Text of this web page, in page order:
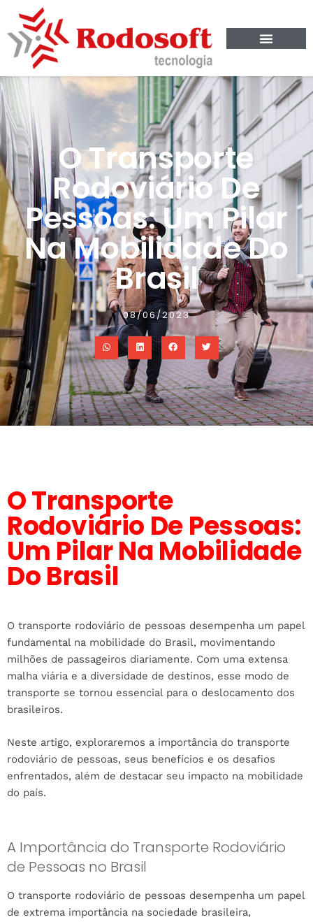
O Transporte
Rodoviário De
Pessoas: Um Pilar
Na Mobilidade Do
Brasil
08/06/2023
O Transporte
Rodoviário De Pessoas:
Um Pilar Na Mobilidade
Do Brasil
O transporte rodoviário de pessoas desempenha um papel
fundamental na mobilidade do Brasil, movimentando
milhões de passageiros diariamente. Com uma extensa
malha viária e a diversidade de destinos, esse modo de
transporte se tornou essencial para o deslocamento dos
brasileiros.
Neste artigo, exploraremos a importância do transporte
rodoviário de pessoas, seus benefícios e os desafios
enfrentados, além de destacar seu impacto na mobilidade
do país.
A Importância do Transporte Rodoviário
de Pessoas no Brasil
O transporte rodoviário de pessoas desempenha um papel
de extrema importância na sociedade brasileira,